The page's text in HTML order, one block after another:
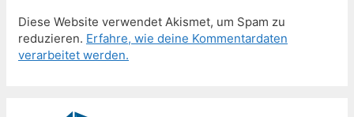
Diese Website verwendet Akismet, um Spam zu
reduzieren. Erfahre, wie deine Kommentardaten
verarbeitet werden.